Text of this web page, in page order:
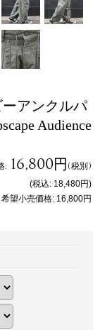
アンクルパ
Audience
: 16,800円(税別)
(税込: 18,480円)
希望小売価格: 16,800円